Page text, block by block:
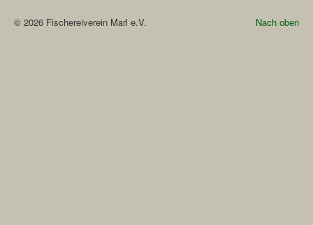
Nach oben
© 2026 Fischereiverein Marl e.V.